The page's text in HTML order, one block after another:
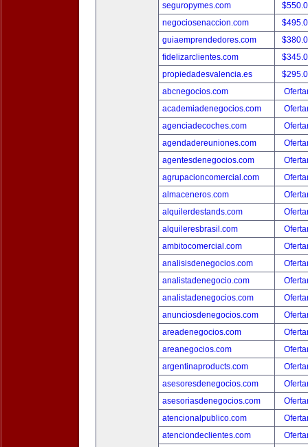
seguropymes.com
negociosenaccion.com
guiaemprendedores.com
fidelizarclientes.com
propiedadesvalencia.es
abcnegocios.com
academiadenegocios.com
agenciadecoches.com
agendadereuniones.com
agentesdenegocios.com
agrupacioncomercial.com
almaceneros.com
alquilerdestands.com
alquileresbrasil.com
ambitocomercial.com
analisisdenegocios.com
analistadenegocio.com
analistadenegocios.com
anunciosdenegocios.com
areadenegocios.com
areanegocios.com
argentinaproducts.com
asesoresdenegocios.com
asesoriasdenegocios.com
atencionalpublico.com
atenciondeclientes.com